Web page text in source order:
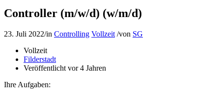
Controller (m/w/d) (w/m/d)
23. Juli 2022/in Controlling Vollzeit /von SG
Vollzeit
Filderstadt
Veröffentlicht vor 4 Jahren
Ihre Aufgaben: